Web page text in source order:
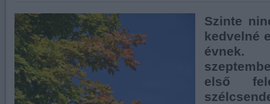
Szinte
kedvelné
évnek.
első